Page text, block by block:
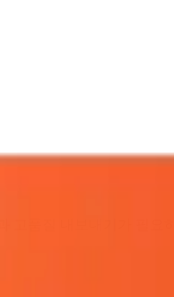
고품질 내보내기가 필요